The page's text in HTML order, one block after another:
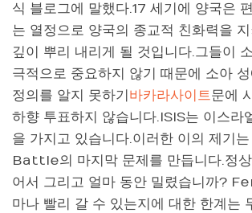
식 블로그에 말했다.17 세기에 양국은
는 열정으로 양국의 종교적 친화력을
깊이 뿌리 내리게 될 것입니다.그들이
극적으로 중요하지 않기 때문에 소아
정의를 알지 못하기 바카라사이트문에
하향 투표하지 않습니다.ISIS는 이스라
을 가지고 있습니다.이러한 이의 제기
Battle의 마지막 문제를 만듭니다.정
어서 그리고 얼마 동안 밀렸습니까?
마나 빨리 갈 수 있는지에 대한 한계는